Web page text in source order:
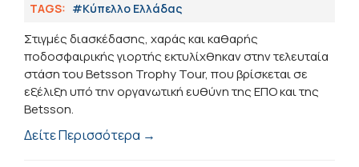
TAGS: #Κύπελλο Ελλάδας
Στιγμές διασκέδασης, χαράς και καθαρής
ποδοσφαιρικής γιορτής εκτυλίχθηκαν στην τελευταία
στάση του Betsson Trophy Tour, που βρίσκεται σε
εξέλιξη υπό την οργανωτική ευθύνη της ΕΠΟ και της
Betsson.
Δείτε Περισσότερα →